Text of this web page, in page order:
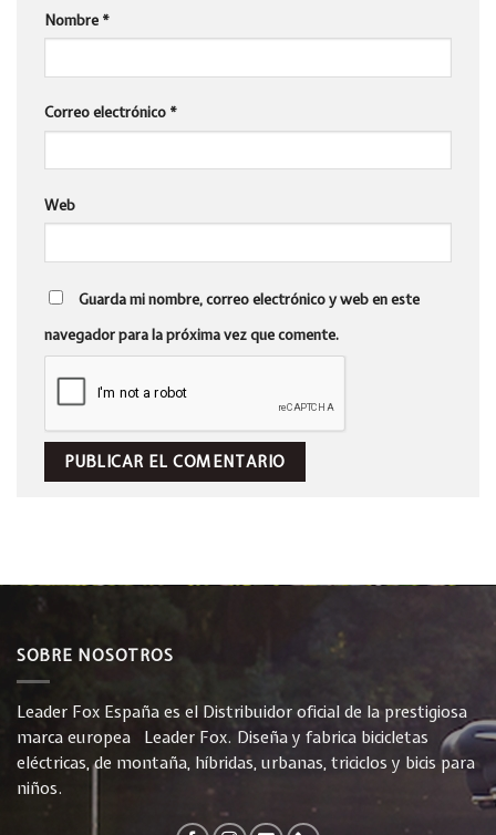
Nombre *
Correo electrónico *
Web
Guarda mi nombre, correo electrónico y web en este
navegador para la próxima vez que comente.
SOBRE NOSOTROS
Leader Fox España es el Distribuidor oficial de la prestigiosa
marca europea Leader Fox. Diseña y fabrica bicicletas
eléctricas, de montaña, híbridas, urbanas, triciclos y bicis para
niños.